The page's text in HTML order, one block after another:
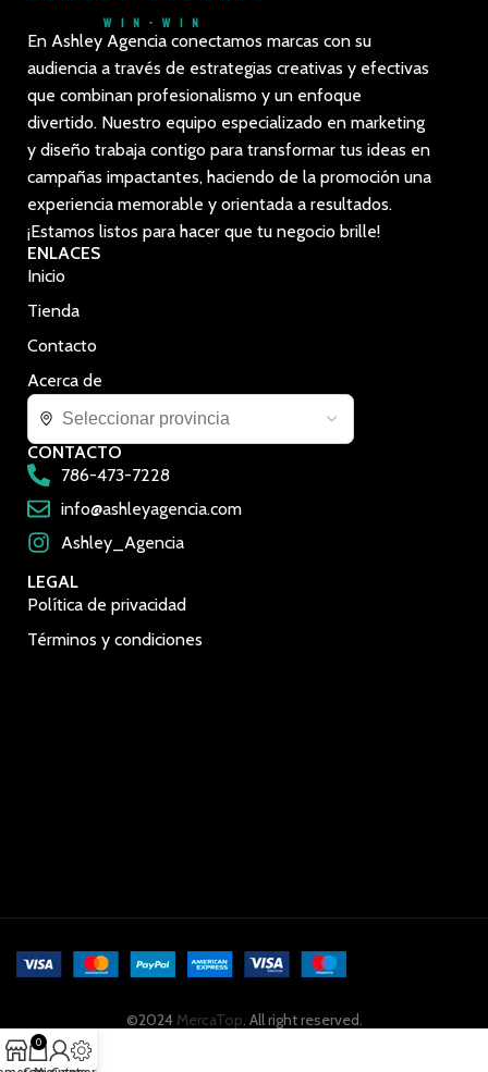
En Ashley Agencia conectamos marcas con su
audiencia a través de estrategias creativas y efectivas
que combinan profesionalismo y un enfoque
divertido. Nuestro equipo especializado en marketing
y diseño trabaja contigo para transformar tus ideas en
campañas impactantes, haciendo de la promoción una
experiencia memorable y orientada a resultados.
¡Estamos listos para hacer que tu negocio brille!
ENLACES
Inicio
Tienda
Contacto
Acerca de
CONTACTO
786-473-7228
info@ashleyagencia.com
Ashley_Agencia
LEGAL
Política de privacidad
Términos y condiciones
©2024MercaTop. All right reserved.
0